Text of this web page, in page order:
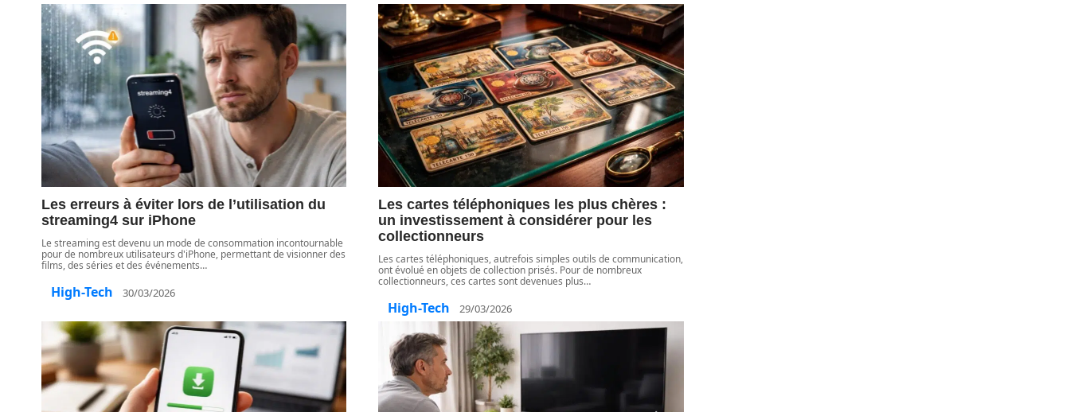
Les erreurs à éviter lors de l’utilisation du
streaming4 sur iPhone
Le streaming est devenu un mode de consommation incontournable
pour de nombreux utilisateurs d'iPhone, permettant de visionner des
films, des séries et des événements…
High-Tech 30/03/2026
Les cartes téléphoniques les plus chères :
un investissement à considérer pour les
collectionneurs
Les cartes téléphoniques, autrefois simples outils de communication,
ont évolué en objets de collection prisés. Pour de nombreux
collectionneurs, ces cartes sont devenues plus…
High-Tech 29/03/2026